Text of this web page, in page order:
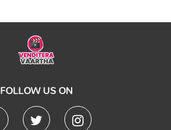
FOLLOW US ON